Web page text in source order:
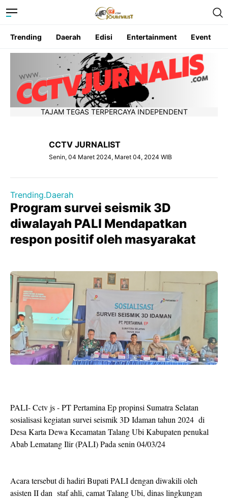
Trending Daerah Edisi Entertainment Event
TAJAM TEGAS TERPERCAYA INDEPENDENT
CCTV JURNALIST
Senin, 04 Maret 2024, Maret 04, 2024 WIB
Trending.Daerah
Program survei seismik 3D
diwalayah PALI Mendapatkan
respon positif oleh masyarakat
PALI- Cctv js - PT Pertamina Ep propinsi Sumatra Selatan
sosialisasi kegiatan survei seismik 3D Idaman tahun 2024 di
Desa Karta Dewa Kecamatan Talang Ubi Kabupaten penukal
Abab Lematang Ilir (PALI) Pada senin 04/03/24
Acara tersebut di hadiri Bupati PALI dengan diwakili oleh
asisten II dan staf ahli, camat Talang Ubi, dinas lingkungan